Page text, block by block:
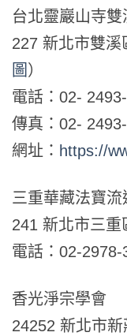
台北靈巖山寺雙
227 新北市雙
圖 ）
電話：02-
傳真：02-
網址： https://
三重華藏法寶流
241 新北市三重
電話：02-2978-
香光淨宗學會
24252 新北市